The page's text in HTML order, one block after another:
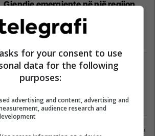
Gjendje emergjente në një regjion
vazhdimisht nëpër vendbanime
10/02/2019
Ariu polar provoi ta kthente në jetë,
shpezën që mirëmbajtësi ia hodhi
Fun Lajme 08/01/2019
Ariu polar "ekspert" në kamuflim në
for your consent to use
data for the following
purposes:
advertising and content, advertising and
audience research and